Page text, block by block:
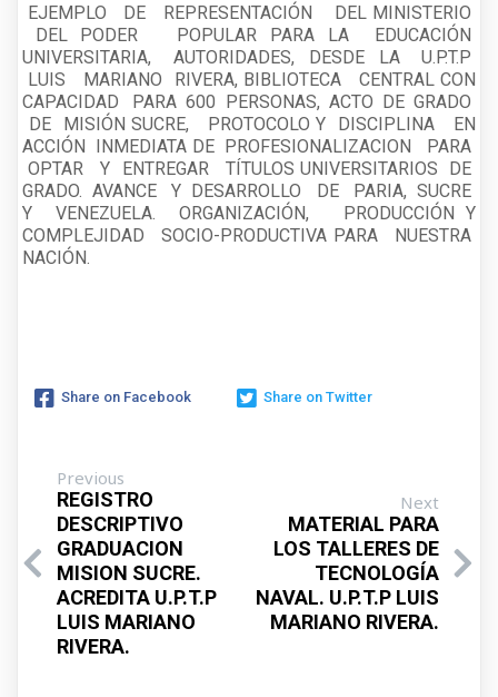
EJEMPLO DE REPRESENTACIÓN DEL MINISTERIO
DEL PODER POPULAR PARA LA EDUCACIÓN
UNIVERSITARIA, AUTORIDADES, DESDE LA U.P.T.P
LUIS MARIANO RIVERA, BIBLIOTECA CENTRAL CON
CAPACIDAD PARA 600 PERSONAS, ACTO DE GRADO
DE MISIÓN SUCRE, PROTOCOLO Y DISCIPLINA EN
ACCIÓN INMEDIATA DE PROFESIONALIZACION PARA
OPTAR Y ENTREGAR TÍTULOS UNIVERSITARIOS DE
GRADO. AVANCE Y DESARROLLO DE PARIA, SUCRE
Y VENEZUELA. ORGANIZACIÓN, PRODUCCIÓN Y
COMPLEJIDAD SOCIO-PRODUCTIVA PARA NUESTRA
NACIÓN.
Share on Facebook Share on Twitter
Previous
REGISTRO
DESCRIPTIVO
GRADUACION
MISION SUCRE.
ACREDITA U.P.T.P
LUIS MARIANO
RIVERA.
Next
MATERIAL PARA
LOS TALLERES DE
TECNOLOGÍA
NAVAL. U.P.T.P LUIS
MARIANO RIVERA.